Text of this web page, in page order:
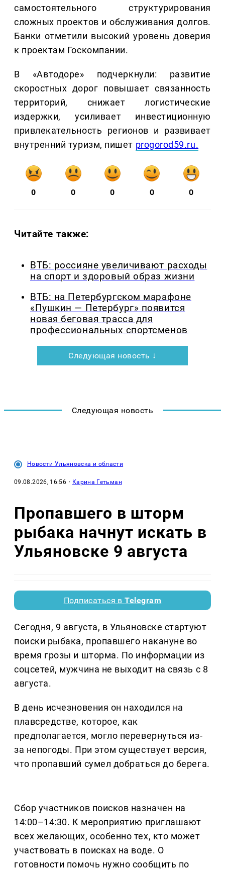
самостоятельного структурирования
сложных проектов и обслуживания долгов.
Банки отметили высокий уровень доверия
к проектам Госкомпании.
В «Автодоре» подчеркнули: развитие
скоростных дорог повышает связанность
территорий, снижает логистические
издержки, усиливает инвестиционную
привлекательность регионов и развивает
внутренний туризм, пишет progorod59.ru.
0 0 0 0 0
Читайте также:
ВТБ: россияне увеличивают расходы
на спорт и здоровый образ жизни
ВТБ: на Петербургском марафоне
«Пушкин — Петербург» появится
новая беговая трасса для
профессиональных спортсменов
Следующая новость ↓
Следующая новость
Новости Ульяновска и области
09.08.2026, 16:56 · Карина Гетьман
Пропавшего в шторм
рыбака начнут искать в
Ульяновске 9 августа
Подписаться вTelegram
Сегодня, 9 августа, в Ульяновске стартуют
поиски рыбака, пропавшего накануне во
время грозы и шторма. По информации из
соцсетей, мужчина не выходит на связь с 8
августа.
В день исчезновения он находился на
плавсредстве, которое, как
предполагается, могло перевернуться из-
за непогоды. При этом существует версия,
что пропавший сумел добраться до берега.
Сбор участников поисков назначен на
14:00–14:30. К мероприятию приглашают
всех желающих, особенно тех, кто может
участвовать в поисках на воде. О
готовности помочь нужно сообщить по